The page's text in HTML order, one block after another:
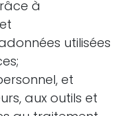
à
utilisées
et
aux outils et